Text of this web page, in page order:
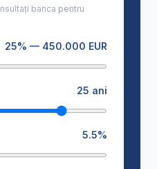
banca pentru
25% — 450.000 EUR
25 ani
5.5%